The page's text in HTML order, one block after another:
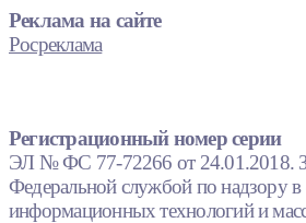
Реклама на сайте
Росреклама
Регистрационный номер серии
ЭЛ № ФС 77-72266 от 24.01.2018.
Федеральной службой по надзору в
информационных технологий и